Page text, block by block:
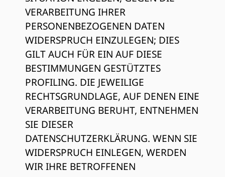
VERARBEITUNG IHRER
PERSONENBEZOGENEN DATEN
WIDERSPRUCH EINZULEGEN; DIES
GILT AUCH FÜR EIN AUF DIESE
BESTIMMUNGEN GESTÜTZTES
PROFILING. DIE JEWEILIGE
RECHTSGRUNDLAGE, AUF DENEN EINE
VERARBEITUNG BERUHT, ENTNEHMEN
SIE DIESER
DATENSCHUTZERKLÄRUNG. WENN SIE
WIDERSPRUCH EINLEGEN, WERDEN
WIR IHRE BETROFFENEN